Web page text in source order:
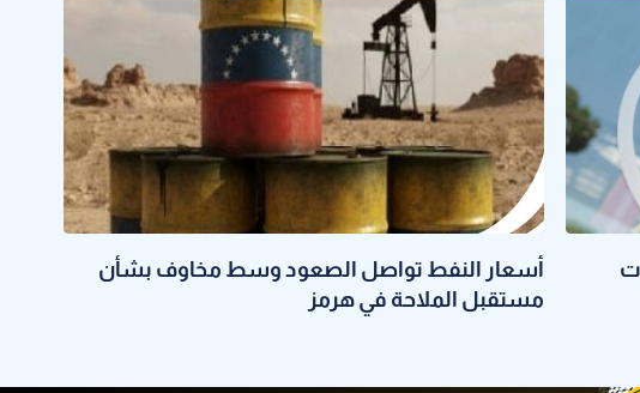
أسعار النفط تواصل الصعود وسط مخاوف بشأن
مستقبل الملاحة في هرمز